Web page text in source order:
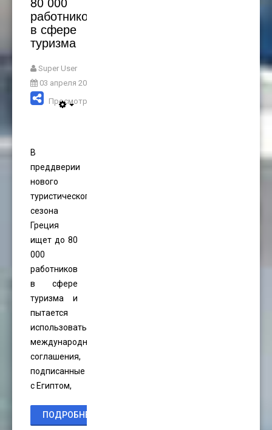
работников
в сфере
туризма
Super User
03 апреля 2023
Просмотров: 2265
В
преддверии
нового
туристического
сезона
Греция
ищет до 80
000
работников
в сфере
туризма и
пытается
использовать
международные
соглашения,
подписанные
с Египтом,
ПОДРОБНЕЕ...